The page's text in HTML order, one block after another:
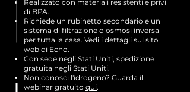
Realizzato con materiali resistenti e privi
di BPA.
Richiede un rubinetto secondario e un
sistema di filtrazione o osmosi inversa
per tutta la casa. Vedi i dettagli sul sito
web di Echo.
Con sede negli Stati Uniti, spedizione
gratuita negli Stati Uniti.
Non conosci l'idrogeno? Guarda il
webinar gratuito qui.